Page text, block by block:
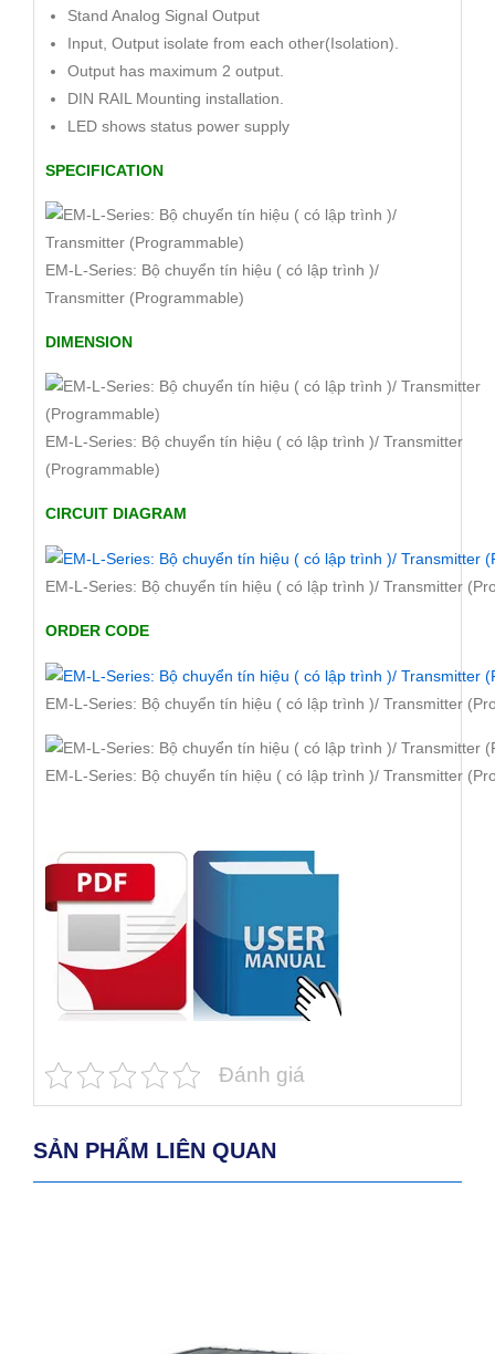
Stand Analog Signal Output
Input, Output isolate from each other(Isolation).
Output has maximum 2 output.
DIN RAIL Mounting installation.
LED shows status power supply
SPECIFICATION
EM-L-Series: Bộ chuyển tín hiệu ( có lập trình )/
Transmitter (Programmable)
DIMENSION
EM-L-Series: Bộ chuyển tín hiệu ( có lập trình )/ Transmitter
(Programmable)
CIRCUIT DIAGRAM
EM-L-Series: Bộ chuyển tín hiệu ( có lập trình )/ Transmitter
ORDER CODE
EM-L-Series: Bộ chuyển tín hiệu ( có lập trình )/ Transmitter
EM-L-Series: Bộ chuyển tín hiệu ( có lập trình )/ Transmitter
Đánh giá
SẢN PHẨM LIÊN QUAN